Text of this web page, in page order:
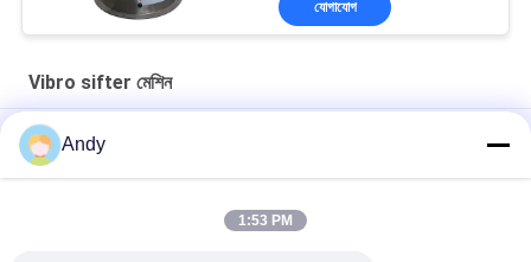
যোগাযোগ
Vibro sifter মেশিন
High-Frequency Screen for Fine Material Processing in Mining
and Building Materials
Andy
1:53 PM